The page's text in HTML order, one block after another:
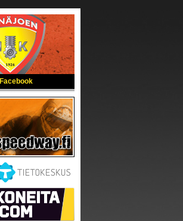
Facebook